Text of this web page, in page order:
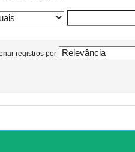
registros por